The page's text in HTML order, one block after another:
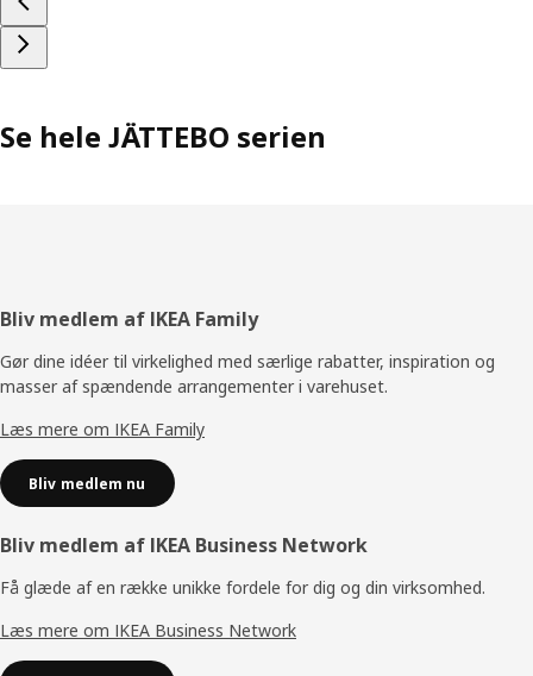
Se hele JÄTTEBO serien
Footer
Bliv medlem af IKEA Family
Gør dine idéer til virkelighed med særlige rabatter, inspiration og
masser af spændende arrangementer i varehuset.
Læs mere om IKEA Family
Bliv medlem nu
Bliv medlem af IKEA Business Network
Få glæde af en række unikke fordele for dig og din virksomhed.
Læs mere om IKEA Business Network